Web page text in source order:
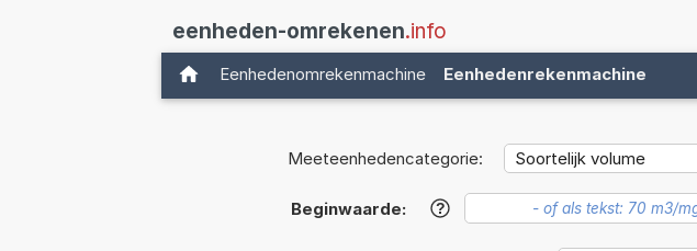
eenheden-omrekenen.info
Eenhedenomrekenmachine Eenhedenrekenmachine
Meeteenhedencategorie:
Beginwaarde: ?